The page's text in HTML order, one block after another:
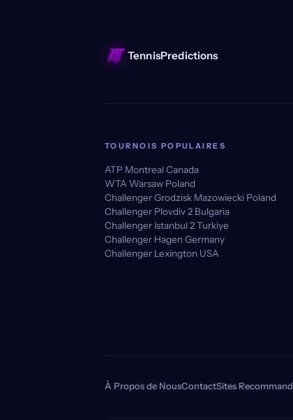
TennisPredictions
TOURNOIS POPULAIRES
ATP Montreal Canada
WTA Warsaw Poland
Challenger Grodzisk Mazowiecki Poland
Challenger Plovdiv 2 Bulgaria
Challenger Istanbul 2 Turkiye
Challenger Hagen Germany
Challenger Lexington USA
À Propos de NousContactSites